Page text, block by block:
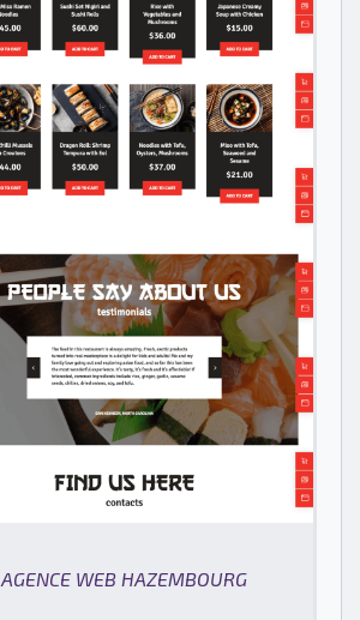
AGENCE WEB HAZEMBOURG